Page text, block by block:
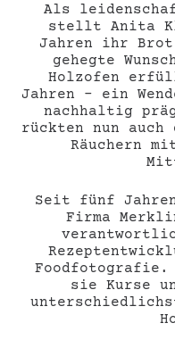
Als
stellt Anita
Jahren ihr
gehegte
Holzofen
Jahren – ein
nachhaltig
rückten nun auch
Räuchern
Seit fünf
Firma
sie Kurse